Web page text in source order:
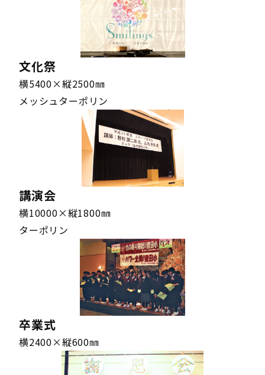
601〜900㎜
メッシュターポリン
2001～2500㎜
601〜900㎜
メッシュターポリン
2001～2500㎜
601〜900㎜
メッシュターポリン
2001～2500㎜
2001～2500㎜
901～1200㎜
2001～2500㎜
901～1200㎜
ターポリン
901～1200㎜
2001～2500㎜
901～1200㎜
2001～2500㎜
901～1200㎜
メッシュターポリン
2001～2500㎜
2001～2500㎜
2001～2500㎜
1201〜1500㎜
ターポリン
2001～2500㎜
1201〜1500㎜
ターポリン
2001～2500㎜
1201〜1500㎜
ターポリン
2001～2500㎜
1201〜1500㎜
ターポリン
2001～2500㎜
2001～2500㎜
1201〜1500㎜
メッシュターポリン
文化祭
横5400×縦2500㎜
メッシュターポリン
講演会
横10000×縦1800㎜
ターポリン
卒業式
横2400×縦600㎜